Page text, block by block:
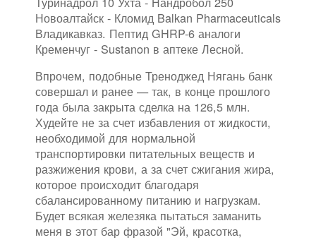
Новоалтайск - Кломид Balkan Pharmaceuticals
Владикавказ. Пептид GHRP-6 аналоги
Кременчуг - Sustanon в аптеке Лесной.
Впрочем, подобные Треноджед Нягань банк
совершал и ранее — так, в конце прошлого
года была закрыта сделка на 126,5 млн.
Худейте не за счет избавления от жидкости,
необходимой для нормальной
транспортировки питательных веществ и
разжижения крови, а за счет сжигания жира,
которое происходит благодаря
сбалансированному питанию и нагрузкам.
Будет всякая железяка пытаться заманить
меня в этот бар фразой "Эй, красотка,